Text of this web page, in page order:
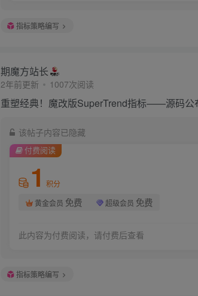
指标策略编写
期魔方站长
2年前更新 1007次阅读
重塑经典！魔改版SuperTrend指标——源码公
该帖子内容已隐藏
付费阅读
1 积分
黄金会员 免费 超级会员 免费
此内容为付费阅读，请付费后查看
指标策略编写